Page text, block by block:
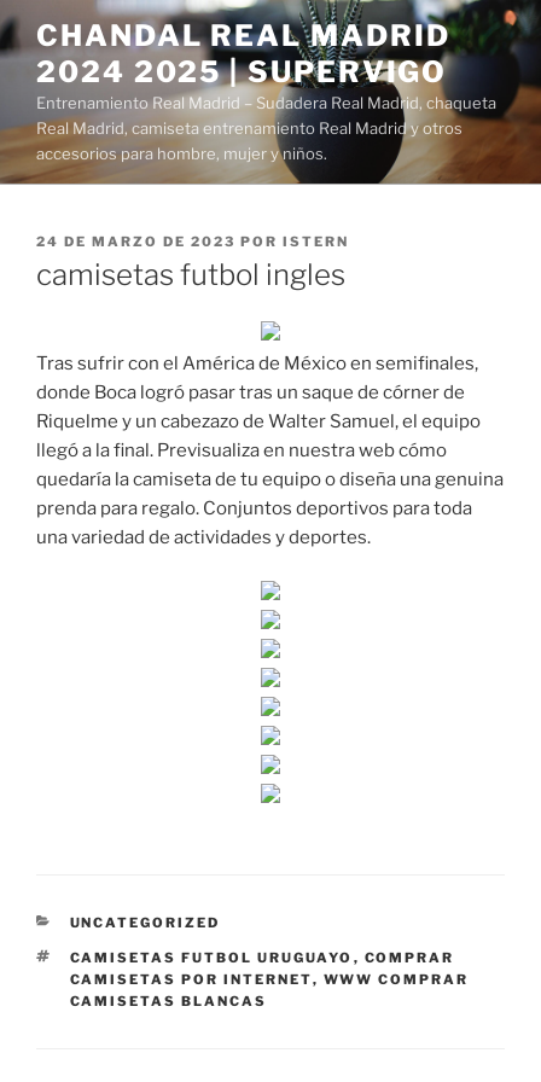
Saltar
al
contenido
CHANDAL REAL MADRID
2024 2025 | SUPERVIGO
Entrenamiento Real Madrid – Sudadera Real Madrid, chaqueta
Real Madrid, camiseta entrenamiento Real Madrid y otros
accesorios para hombre, mujer y niños.
PUBLICADO
24 DE MARZO DE 2023 POR ISTERN
camisetas futbol ingles
Tras sufrir con el América de México en semifinales,
donde Boca logró pasar tras un saque de córner de
Riquelme y un cabezazo de Walter Samuel, el equipo
llegó a la final. Previsualiza en nuestra web cómo
quedaría la camiseta de tu equipo o diseña una genuina
prenda para regalo. Conjuntos deportivos para toda
una variedad de actividades y deportes.
CATEGORÍAS
UNCATEGORIZED
ETIQUETAS
CAMISETAS FUTBOL URUGUAYO , COMPRAR
CAMISETAS POR INTERNET, WWW COMPRAR
CAMISETAS BLANCAS